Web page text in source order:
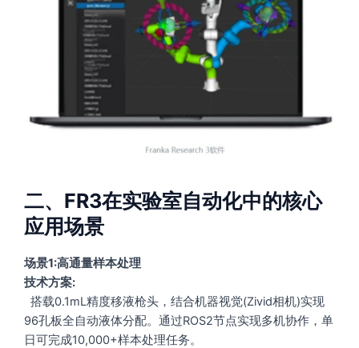
二、FR3在实验室自动化中的核心
应用场景
场景1:高通量样本处理
技术方案:
搭载0.1mL精度移液枪头，结合机器视觉(Zivid相机)实现
96孔板全自动液体分配。通过ROS2节点实现多机协作，单
日可完成10,000+样本处理任务。